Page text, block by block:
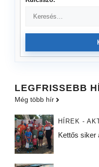
LEGFRISSEBB
Még több hír
HÍREK -
Kettős siker